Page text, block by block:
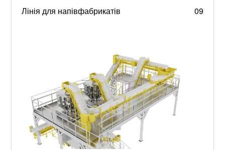
Лінія для напівфабрикатів 09